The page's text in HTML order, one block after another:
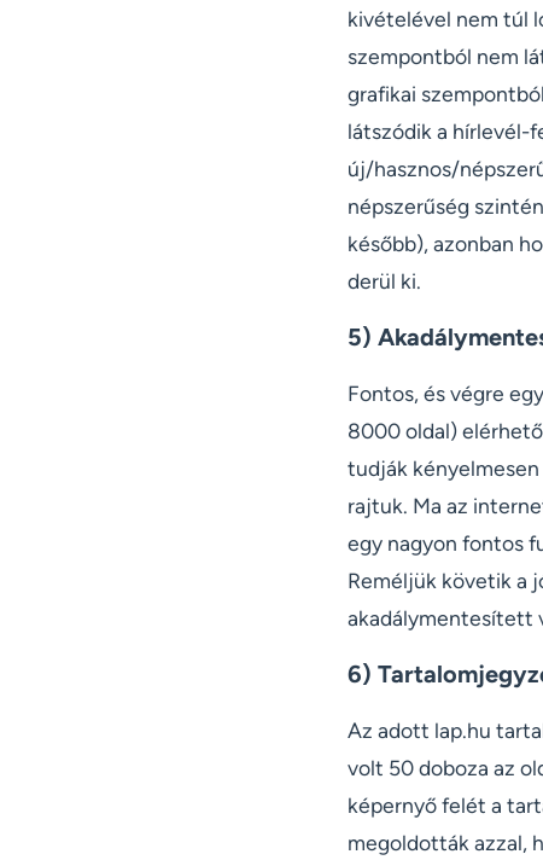
kivételével nem túl
szempontból nem
grafikai
látszódik a hírlevél-
új/hasznos/
népszerűség
később), azonban
derül ki.
5)
Fontos, és végre
8000 oldal) elérhető
tudják kényelmesen
rajtuk. Ma az
egy nagyon fontos
Reméljük követik a
akadálymentesített
6)
Az adott lap.hu
volt 50 doboza az
képernyő felét a
megoldották azzal,